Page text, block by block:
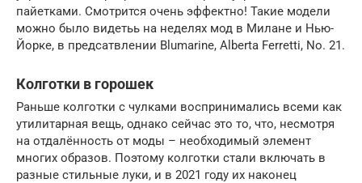
пайетками. Смотрится очень эффектно! Такие модели
можно было видетьь на неделях мод в Милане и Нью-
Йорке, в предсатвлении Blumarine, Alberta Ferretti, No. 21.
Колготки в горошек
Раньше колготки с чулками воспринимались всеми как
утилитарная вещь, однако сейчас это то, что, несмотря
на отдалённость от моды – необходимый элемент
многих образов. Поэтому колготки стали включать в
разные стильные луки, и в 2021 году их наконец